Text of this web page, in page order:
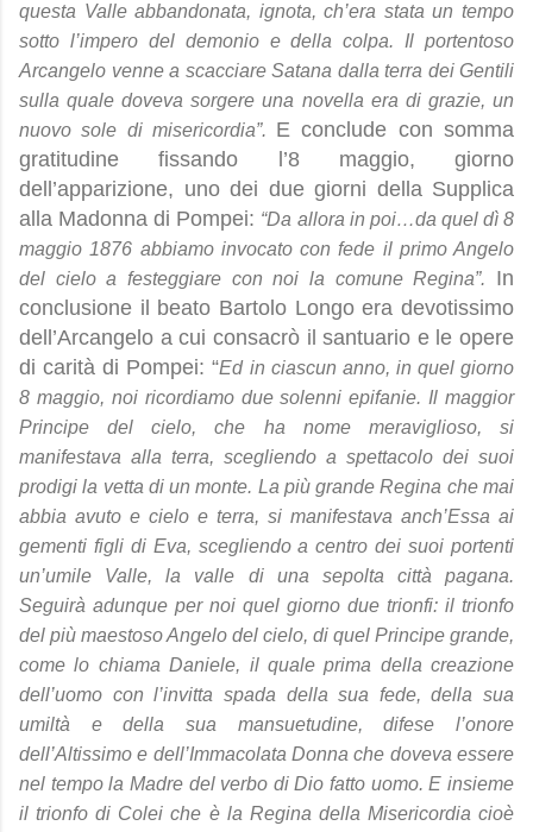
questa Valle abbandonata, ignota, ch’era stata un tempo
sotto l’impero del demonio e della colpa. Il portentoso
Arcangelo venne a scacciare Satana dalla terra dei Gentili
sulla quale doveva sorgere una novella era di grazie, un
nuovo sole di misericordia”. E conclude con somma
gratitudine fissando l’8 maggio, giorno
dell’apparizione, uno dei due giorni della Supplica
alla Madonna di Pompei: “Da allora in poi…da quel dì 8
maggio 1876 abbiamo invocato con fede il primo Angelo
del cielo a festeggiare con noi la comune Regina”. In
conclusione il beato Bartolo Longo era devotissimo
dell’Arcangelo a cui consacrò il santuario e le opere
di carità di Pompei: “Ed in ciascun anno, in quel giorno
8 maggio, noi ricordiamo due solenni epifanie. Il maggior
Principe del cielo, che ha nome meraviglioso, si
manifestava alla terra, scegliendo a spettacolo dei suoi
prodigi la vetta di un monte. La più grande Regina che mai
abbia avuto e cielo e terra, si manifestava anch’Essa ai
gementi figli di Eva, scegliendo a centro dei suoi portenti
un’umile Valle, la valle di una sepolta città pagana.
Seguirà adunque per noi quel giorno due trionfi: il trionfo
del più maestoso Angelo del cielo, di quel Principe grande,
come lo chiama Daniele, il quale prima della creazione
dell’uomo con l’invitta spada della sua fede, della sua
umiltà e della sua mansuetudine, difese l’onore
dell’Altissimo e dell’Immacolata Donna che doveva essere
nel tempo la Madre del verbo di Dio fatto uomo. E insieme
il trionfo di Colei che è la Regina della Misericordia cioè